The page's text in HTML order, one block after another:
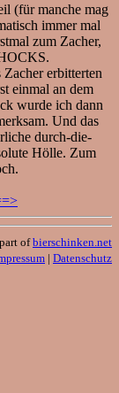
(für manche mag
immer mal
zum Zacher,
erbitterten
einmal an dem
wurde ich dann
Und das
durch-die-
Hölle. Zum
part ofbierschinken.net
| Datenschutz